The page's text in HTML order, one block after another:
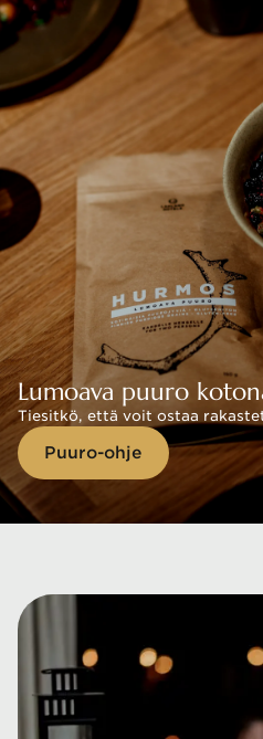
Lumoava puuro
Tiesitkö, että voit ostaa
Puuro-ohje